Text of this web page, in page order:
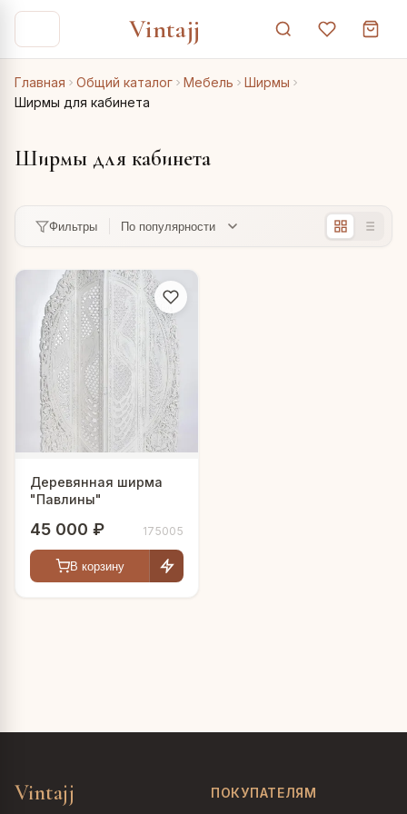
Vintajj
Главная Общий каталог Мебель
Ширмы
Ширмы для кабинета
Ширмы для кабинета
Фильтры
Деревянная ширма
"Павлины"
45 000 ₽ 175005
В корзину
Vintajj ПОКУПАТЕЛЯМ